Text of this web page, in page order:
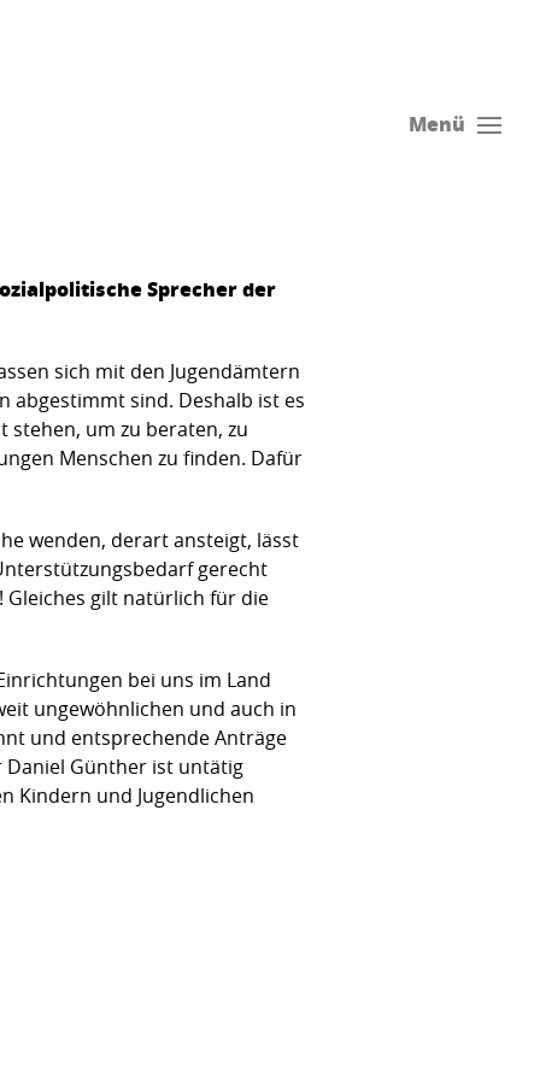
Menü
Sprecher der
sich mit den Jugendämtern
abgestimmt sind. Deshalb ist es
stehen, um zu beraten, zu
Menschen zu finden. Dafür
wenden, derart ansteigt, lässt
gerecht
gilt natürlich für die
bei uns im Land
ungewöhnlichen und auch in
und entsprechende Anträge
Daniel Günther ist untätig
Kindern und Jugendlichen